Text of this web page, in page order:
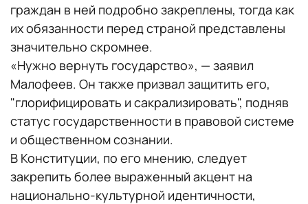
граждан в ней подробно закреплены, тогда как
их обязанности перед страной представлены
значительно скромнее.
«Нужно вернуть государство», — заявил
Малофеев. Он также призвал защитить его,
"глорифицировать и сакрализировать", подняв
статус государственности в правовой системе
и общественном сознании.
В Конституции, по его мнению, следует
закрепить более выраженный акцент на
национально-культурной идентичности,